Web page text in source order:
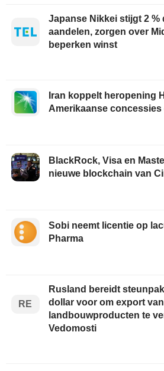
Japanse Nikkei stijgt 2 %
aandelen, zorgen over
beperken winst
Iran koppelt heropening
Amerikaanse
BlackRock, Visa en
nieuwe blockchain van
Sobi neemt licentie op
Pharma
RE
Rusland bereidt
dollar voor om export van
landbouwproducten te
Vedomosti